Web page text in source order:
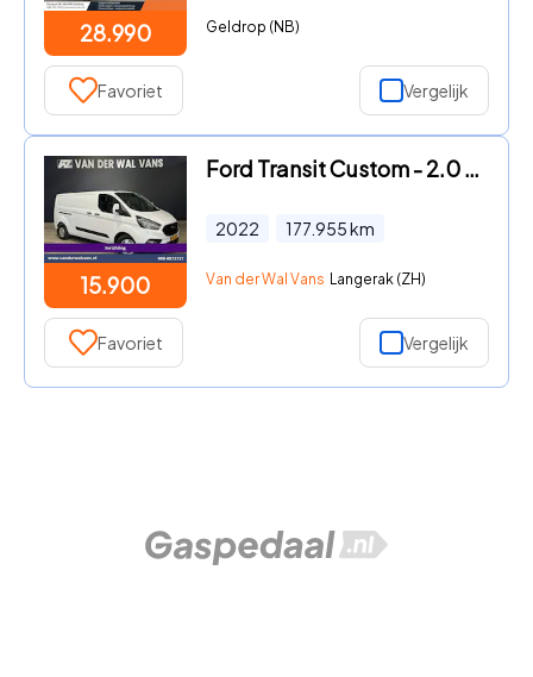
28.990 Geldrop (NB)
Favoriet Vergelijk
15.900
Ford Transit Custom - 2.0 TDCI 130pk L2H1 inrichting Euro6 Airco | Camera | Apple
2022 177.955km
Van der Wal Vans Langerak (ZH)
Favoriet Vergelijk